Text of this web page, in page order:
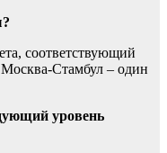
соответствующий
Стамбул – один
уровень